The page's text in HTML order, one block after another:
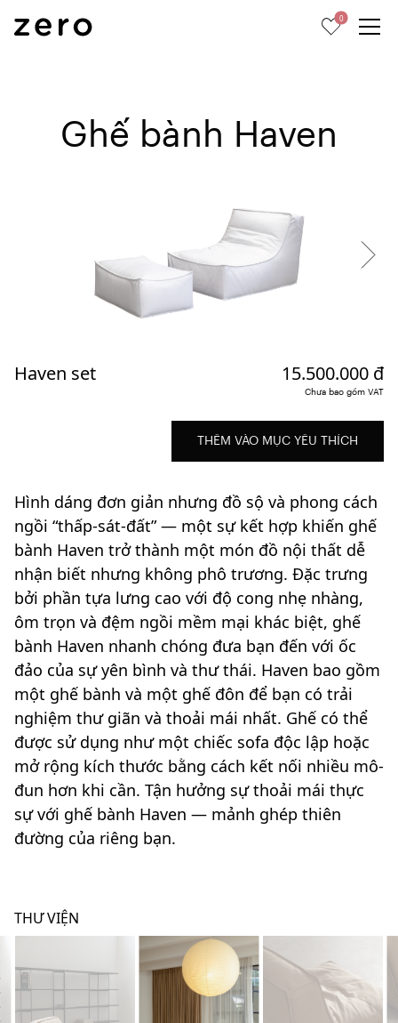
0
Ghế bành Haven
Haven set 15.500.000 đ
Chưa bao gồm VAT
THÊM VÀO MỤC YÊU THÍCH
Hình dáng đơn giản nhưng đồ sộ và phong cách
ngồi “thấp-sát-đất” — một sự kết hợp khiến ghế
bành Haven trở thành một món đồ nội thất dễ
nhận biết nhưng không phô trương. Đặc trưng
bởi phần tựa lưng cao với độ cong nhẹ nhàng,
ôm trọn và đệm ngồi mềm mại khác biệt, ghế
bành Haven nhanh chóng đưa bạn đến với ốc
đảo của sự yên bình và thư thái. Haven bao gồm
một ghế bành và một ghế đôn để bạn có trải
nghiệm thư giãn và thoải mái nhất. Ghế có thể
được sử dụng như một chiếc sofa độc lập hoặc
mở rộng kích thước bằng cách kết nối nhiều mô-
đun hơn khi cần. Tận hưởng sự thoải mái thực
sự với ghế bành Haven — mảnh ghép thiên
đường của riêng bạn.
THƯ VIỆN